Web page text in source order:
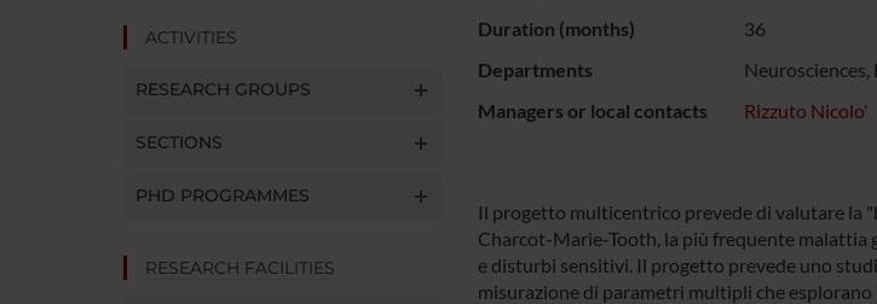
ACTIVITIES
RESEARCH GROUPS
SECTIONS
PHD PROGRAMMES
RESEARCH FACILITIES
Duration (months)
36
Departments
Managers or local contacts
Rizzuto Nicolo'
Il progetto multicentrico prevede di valutare la
Charcot-Marie-Tooth, la più frequente malattia
e disturbi sensitivi. Il progetto prevede uno
misurazione di parametri multipli che